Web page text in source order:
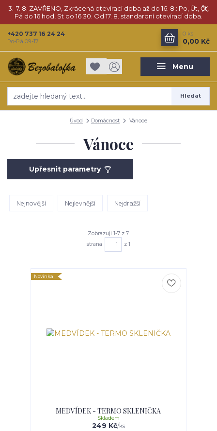
3.-7. 8. ZAVŘENO, Zkrácená otevírací doba až do 16. 8.: Po, Út, Čt,
Pá do 16 hod, St do 16:30. Od 17. 8. standardní otevírací doba.
Menu
Hledat
+420 737 16 24 24
Po-Pá 09-17
0 ks
0,00 Kč
Úvod Domácnost Vánoce
Vánoce
Upřesnit parametry
Nejnovější Nejlevnější Nejdražší
Zobrazuji 1-7 z 7
strana
z 1
Novinka
MEDVÍDEK - TERMO SKLENIČKA
249 Kč/ks
Skladem